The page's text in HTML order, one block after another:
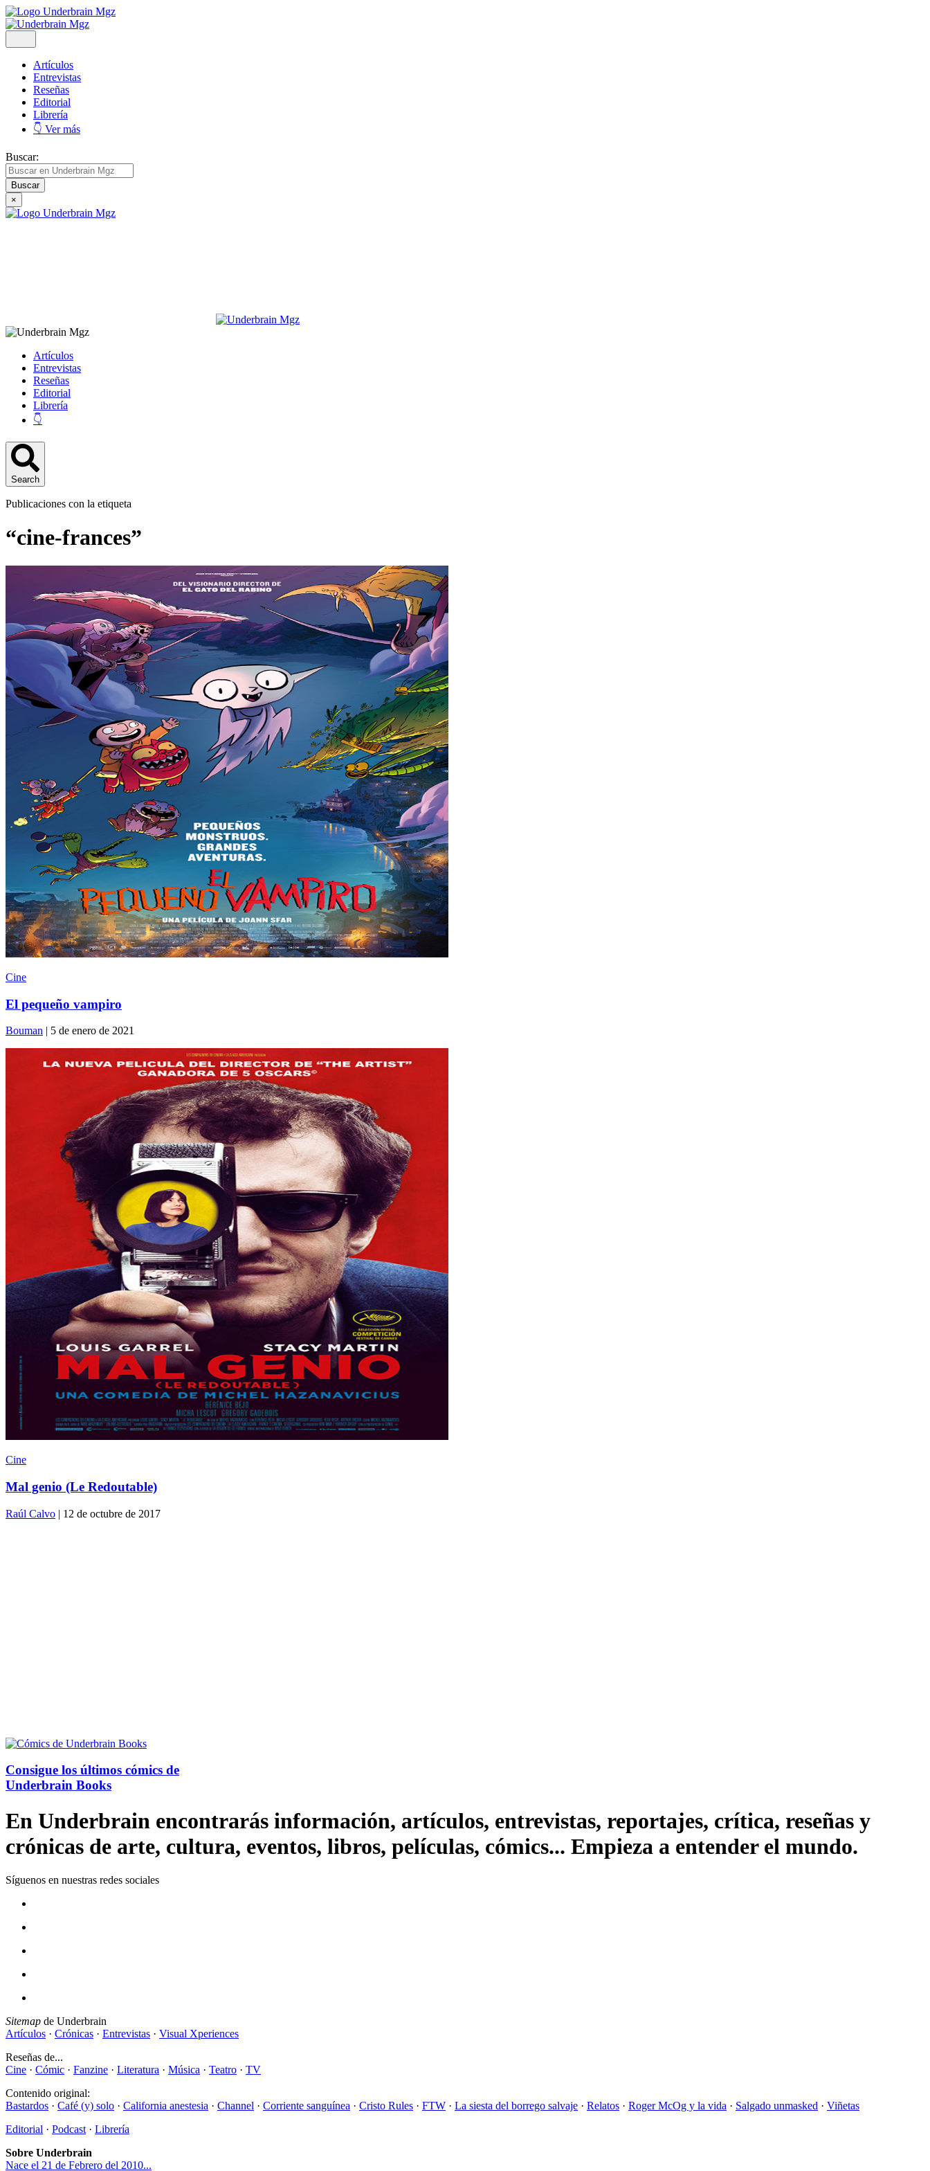
Artículos
Entrevistas
Reseñas
Editorial
Librería
👇 Ver más
Buscar:
×
Artículos
Entrevistas
Reseñas
Editorial
Librería
👇
Search
Publicaciones con la etiqueta
“cine-frances”
Cine
El pequeño vampiro
Bouman | 5 de enero de 2021
Cine
Mal genio (Le Redoutable)
Raúl Calvo | 12 de octubre de 2017
Consigue los últimos cómics de
Underbrain Books
En Underbrain encontrarás información, artículos, entrevistas, reportajes, crítica, reseñas y
crónicas de arte, cultura, eventos, libros, películas, cómics... Empieza a entender el mundo.
Síguenos en nuestras redes sociales
Sitemap de Underbrain
Artículos · Crónicas · Entrevistas · Visual Xperiences
Reseñas de...
Cine · Cómic · Fanzine · Literatura · Música · Teatro · TV
Contenido original:
Bastardos · Café (y) solo · California anestesia · Channel · Corriente sanguínea · Cristo Rules · FTW · La siesta del borrego salvaje · Relatos · Roger McOg y la vida · Salgado unmasked · Viñetas
Editorial · Podcast · Librería
Sobre Underbrain
Nace el 21 de Febrero del 2010...